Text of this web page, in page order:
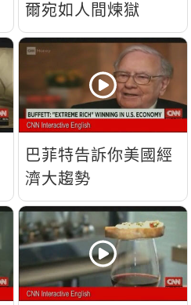
爾宛如人間煉獄
巴菲特告訴你美國經
濟大趨勢